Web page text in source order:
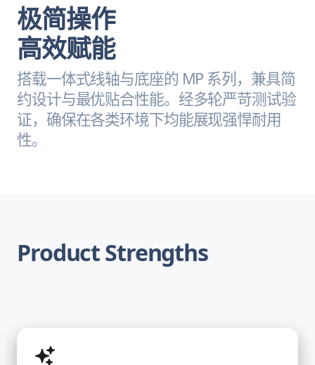
极简操作
高效赋能
搭载一体式线轴与底座的 MP 系列，兼具简
约设计与最优贴合性能。经多轮严苛测试验
证，确保在各类环境下均能展现强悍耐用
性。
Product Strengths